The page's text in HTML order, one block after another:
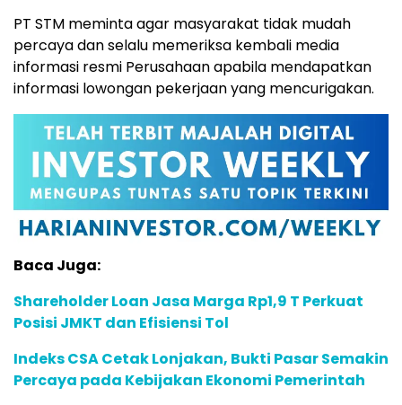
PT STM meminta agar masyarakat tidak mudah
percaya dan selalu memeriksa kembali media
informasi resmi Perusahaan apabila mendapatkan
informasi lowongan pekerjaan yang mencurigakan.
Baca Juga:
Shareholder Loan Jasa Marga Rp1,9 T Perkuat
Posisi JMKT dan Efisiensi Tol
Indeks CSA Cetak Lonjakan, Bukti Pasar Semakin
Percaya pada Kebijakan Ekonomi Pemerintah